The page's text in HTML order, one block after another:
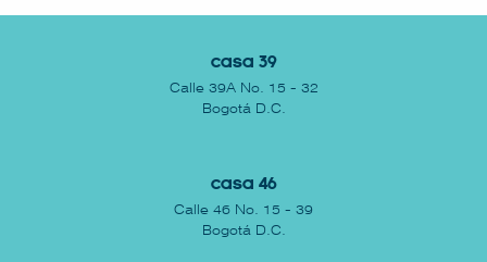
Casa 39
Calle 39A No. 15 - 32
Bogotá D.C.
Casa 46
Calle 46 No. 15 - 39
Bogotá D.C.